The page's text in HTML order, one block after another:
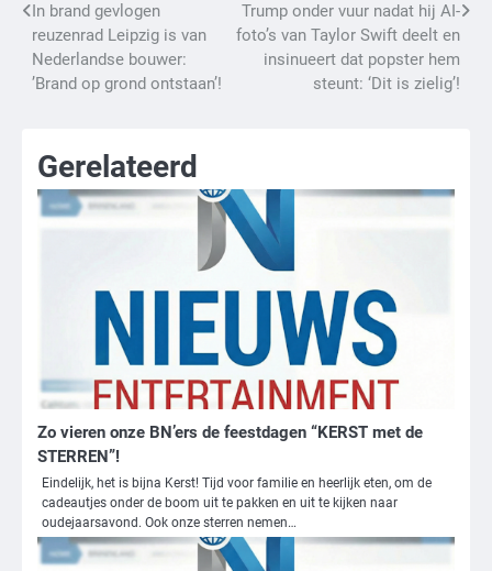
Bericht
navigatie
In brand gevlogen
reuzenrad Leipzig is van
Nederlandse bouwer:
’Brand op grond ontstaan’!
Trump onder vuur nadat hij AI-
foto’s van Taylor Swift deelt en
insinueert dat popster hem
steunt: ‘Dit is zielig’!
Gerelateerd
Zo vieren onze BN’ers de feestdagen “KERST met de
STERREN”!
Eindelijk, het is bijna Kerst! Tijd voor familie en heerlijk eten, om de
cadeautjes onder de boom uit te pakken en uit te kijken naar
oudejaarsavond. Ook onze sterren nemen…